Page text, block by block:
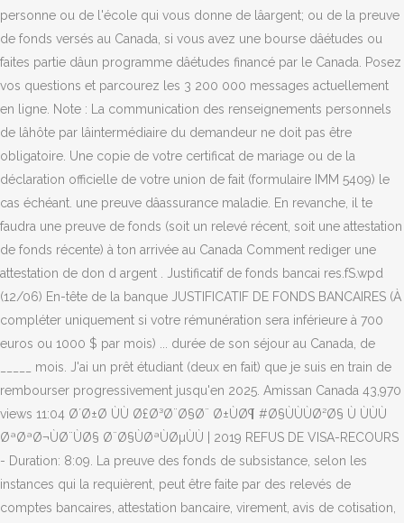
personne ou de l'école qui vous donne de lâargent; ou de la preuve
de fonds versés au Canada, si vous avez une bourse dâétudes ou
faites partie dâun programme dâétudes financé par le Canada. Posez
vos questions et parcourez les 3 200 000 messages actuellement
en ligne. Note : La communication des renseignements personnels
de lâhôte par lâintermédiaire du demandeur ne doit pas être
obligatoire. Une copie de votre certificat de mariage ou de la
déclaration officielle de votre union de fait (formulaire IMM 5409) le
cas échéant. une preuve dâassurance maladie. En revanche, il te
faudra une preuve de fonds (soit un relevé récent, soit une attestation
de fonds récente) à ton arrivée au Canada Comment rediger une
attestation de don d argent . Justificatif de fonds bancai res.fS.wpd
(12/06) En-tête de la banque JUSTIFICATIF DE FONDS BANCAIRES (À
compléter uniquement si votre rémunération sera inférieure à 700
euros ou 1000 $ par mois) ... durée de son séjour au Canada, de
_____ mois. J'ai un prêt étudiant (deux en fait) que je suis en train de
rembourser progressivement jusqu'en 2025. Amissan Canada 43,970
views 11:04 Ø´Ø±Ø­ ÙÙ Ø£Ø³Ø¨Ø§Ø¨ Ø±ÙØ¶ #Ø§ÙÙÙØ²Ø§ Ù ÙÙÙ
ØªØªØ¬ÙØ¨ÙØ§ Ø¨Ø§ÙØªÙØµÙÙ | 2019 REFUS DE VISA-RECOURS
- Duration: 8:09. La preuve des fonds de subsistance, selon les
instances qui la requièrent, peut être faite par des relevés de
comptes bancaires, attestation bancaire, virement, avis de cotisation,